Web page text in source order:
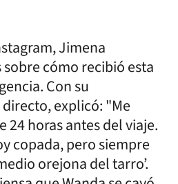
Jimena
cómo recibió esta
Con su
explicó: "Me
horas antes del viaje.
copada, pero siempre
orejona del tarro’.